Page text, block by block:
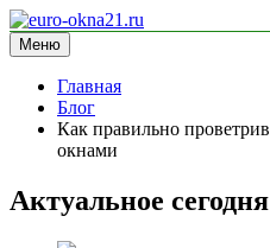
Перейти
к
содержимому
euro-okna21.ru
блог про окна
Меню
Главная
Блог
Как правильно
окнами
Актуальное сегодня